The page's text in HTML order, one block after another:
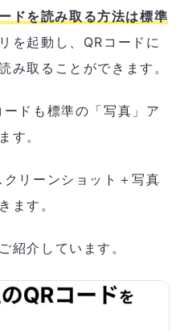
ドを読み取る方法は標準
を起動し、QRコードに
み取ることができます。
ドも標準の「写真」ア
す。
リーンショット＋写真
ます。
紹介しています。